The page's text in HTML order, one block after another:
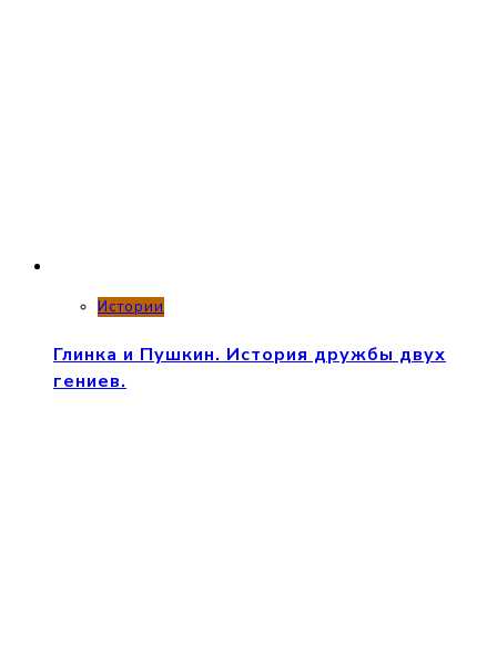
Истории
Глинка и Пушкин. История дружбы двух
гениев.